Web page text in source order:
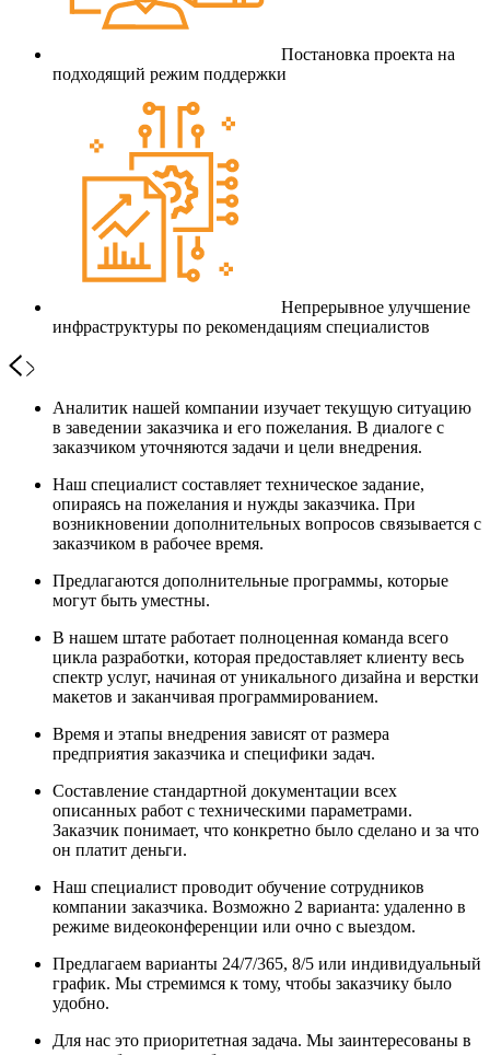
Постановка проекта на
подходящий режим поддержки
Непрерывное улучшение
инфраструктуры по рекомендациям специалистов
Аналитик нашей компании изучает текущую ситуацию
в заведении заказчика и его пожелания. В диалоге с
заказчиком уточняются задачи и цели внедрения.
Наш специалист составляет техническое задание,
опираясь на пожелания и нужды заказчика. При
возникновении дополнительных вопросов связывается с
заказчиком в рабочее время.
Предлагаются дополнительные программы, которые
могут быть уместны.
В нашем штате работает полноценная команда всего
цикла разработки, которая предоставляет клиенту весь
спектр услуг, начиная от уникального дизайна и верстки
макетов и заканчивая программированием.
Время и этапы внедрения зависят от размера
предприятия заказчика и специфики задач.
Составление стандартной документации всех
описанных работ с техническими параметрами.
Заказчик понимает, что конкретно было сделано и за что
он платит деньги.
Наш специалист проводит обучение сотрудников
компании заказчика. Возможно 2 варианта: удаленно в
режиме видеоконференции или очно с выездом.
Предлагаем варианты 24/7/365, 8/5 или индивидуальный
график. Мы стремимся к тому, чтобы заказчику было
удобно.
Для нас это приоритетная задача. Мы заинтересованы в